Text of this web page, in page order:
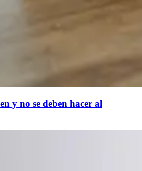
y no se deben hacer al